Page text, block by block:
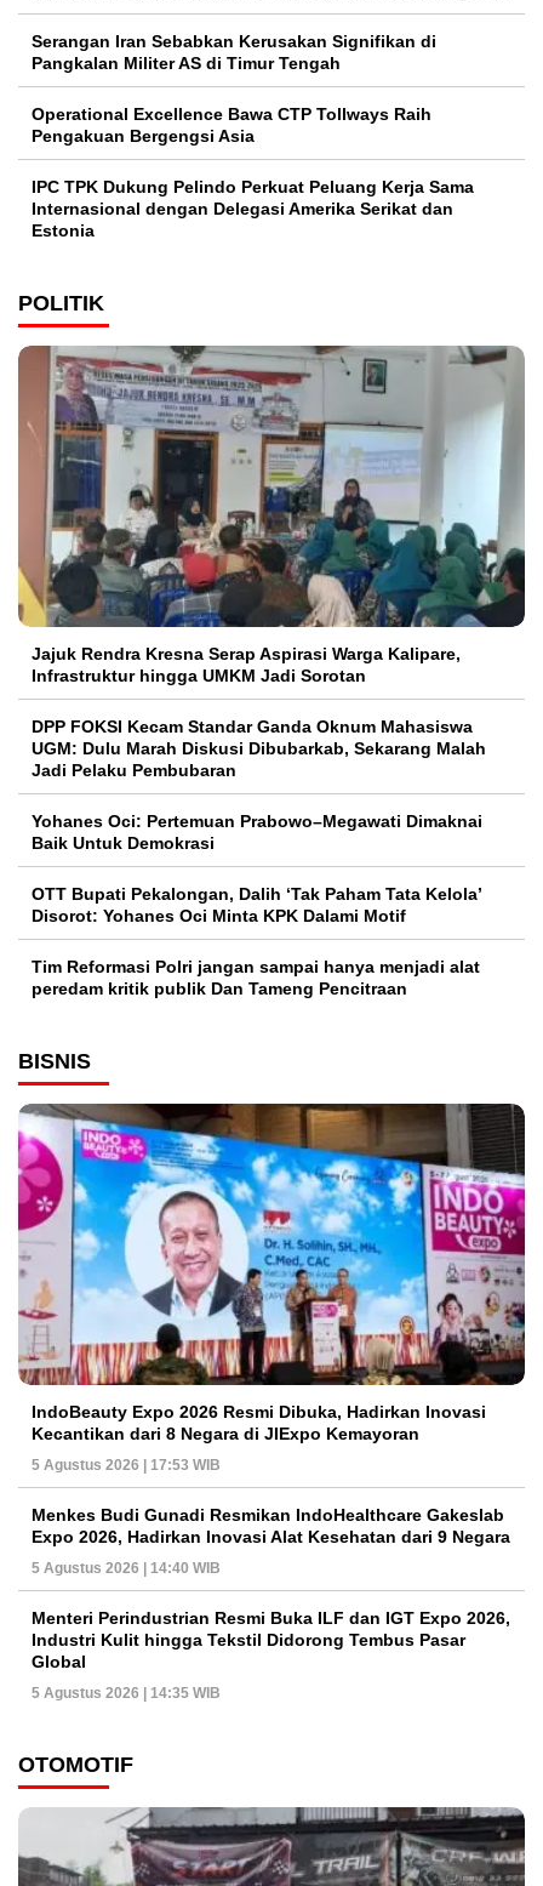
Serangan Iran Sebabkan Kerusakan Signifikan di
Pangkalan Militer AS di Timur Tengah
Operational Excellence Bawa CTP Tollways Raih
Pengakuan Bergengsi Asia
IPC TPK Dukung Pelindo Perkuat Peluang Kerja Sama
Internasional dengan Delegasi Amerika Serikat dan
Estonia
POLITIK
Jajuk Rendra Kresna Serap Aspirasi Warga Kalipare,
Infrastruktur hingga UMKM Jadi Sorotan
DPP FOKSI Kecam Standar Ganda Oknum Mahasiswa
UGM: Dulu Marah Diskusi Dibubarkab, Sekarang Malah
Jadi Pelaku Pembubaran
Yohanes Oci: Pertemuan Prabowo–Megawati Dimaknai
Baik Untuk Demokrasi
OTT Bupati Pekalongan, Dalih ‘Tak Paham Tata Kelola’
Disorot: Yohanes Oci Minta KPK Dalami Motif
Tim Reformasi Polri jangan sampai hanya menjadi alat
peredam kritik publik Dan Tameng Pencitraan
BISNIS
IndoBeauty Expo 2026 Resmi Dibuka, Hadirkan Inovasi
Kecantikan dari 8 Negara di JIExpo Kemayoran
5 Agustus 2026 | 17:53 WIB
Menkes Budi Gunadi Resmikan IndoHealthcare Gakeslab
Expo 2026, Hadirkan Inovasi Alat Kesehatan dari 9 Negara
5 Agustus 2026 | 14:40 WIB
Menteri Perindustrian Resmi Buka ILF dan IGT Expo 2026,
Industri Kulit hingga Tekstil Didorong Tembus Pasar
Global
5 Agustus 2026 | 14:35 WIB
OTOMOTIF